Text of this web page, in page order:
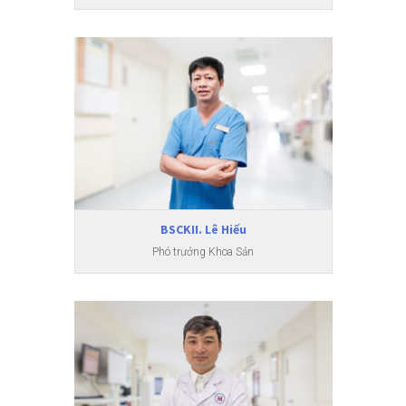
BSCKII. Lê Hiếu
Phó trưởng Khoa Sản